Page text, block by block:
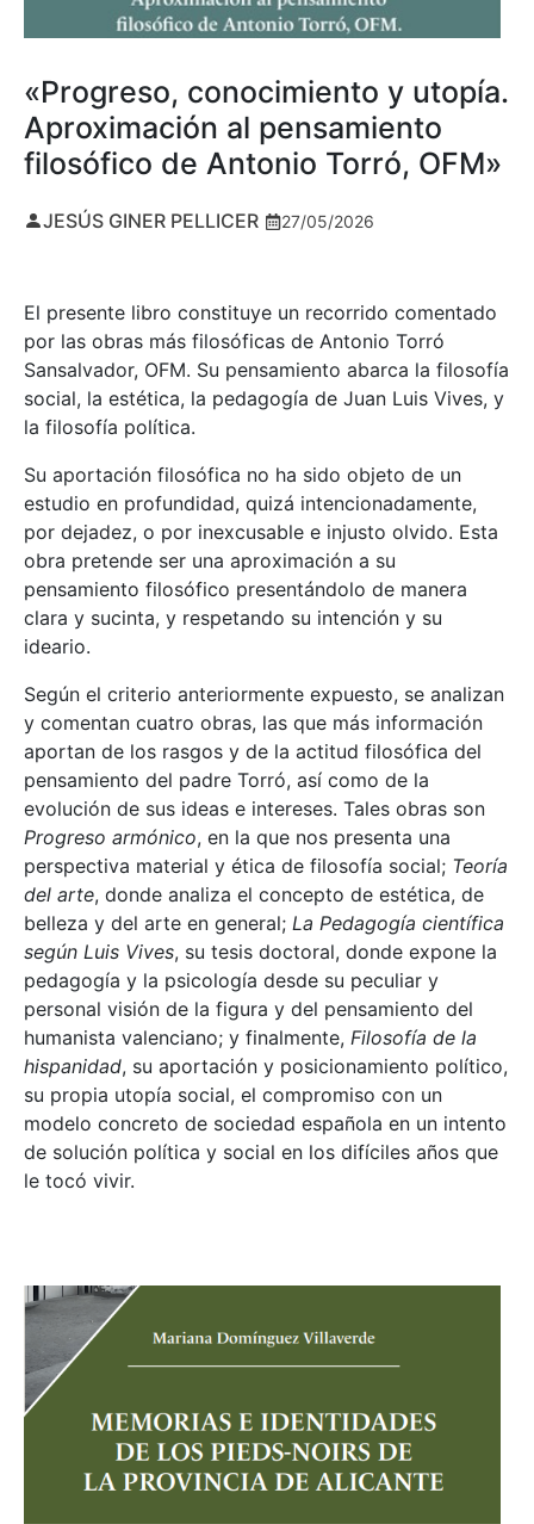
«Progreso, conocimiento y utopía.
Aproximación al pensamiento
filosófico de Antonio Torró, OFM»
JESÚS GINER PELLICER 27/05/2026
El presente libro constituye un recorrido comentado
por las obras más filosóficas de Antonio Torró
Sansalvador, OFM. Su pensamiento abarca la filosofía
social, la estética, la pedagogía de Juan Luis Vives, y
la filosofía política.
Su aportación filosófica no ha sido objeto de un
estudio en profundidad, quizá intencionadamente,
por dejadez, o por inexcusable e injusto olvido. Esta
obra pretende ser una aproximación a su
pensamiento filosófico presentándolo de manera
clara y sucinta, y respetando su intención y su
ideario.
Según el criterio anteriormente expuesto, se analizan
y comentan cuatro obras, las que más información
aportan de los rasgos y de la actitud filosófica del
pensamiento del padre Torró, así como de la
evolución de sus ideas e intereses. Tales obras son
Progreso armónico, en la que nos presenta una
perspectiva material y ética de filosofía social; Teoría
del arte, donde analiza el concepto de estética, de
belleza y del arte en general; La Pedagogía científica
según Luis Vives, su tesis doctoral, donde expone la
pedagogía y la psicología desde su peculiar y
personal visión de la figura y del pensamiento del
humanista valenciano; y finalmente, Filosofía de la
hispanidad, su aportación y posicionamiento político,
su propia utopía social, el compromiso con un
modelo concreto de sociedad española en un intento
de solución política y social en los difíciles años que
le tocó vivir.